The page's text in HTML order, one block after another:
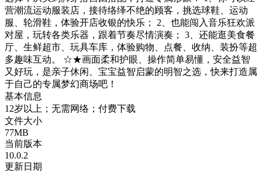
营潮流运动服装店，接待络绎不绝的顾客，挑选球鞋、运动
服、轮滑鞋，体验开店收银的快乐； 2、也能闯入音乐狂欢派
对屋，玩转各类乐器，跟着节奏尽情演奏； 3、还能逛美食餐
厅、生鲜超市、玩具车库，体验购物、点餐、收纳、装扮等超
多趣味互动。 ☆★画面柔和护眼、操作简单易懂，安全益智
又好玩，是亲子休闲、宝宝益智启蒙的明智之选，快来打造属
于自己的专属梦幻商场吧！
基本信息
12岁以上；无需网络；付费下载
文件大小
77MB
当前版本
10.0.2
更新日期